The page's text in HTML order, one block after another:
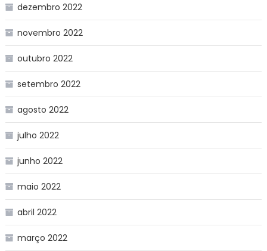
dezembro 2022
novembro 2022
outubro 2022
setembro 2022
agosto 2022
julho 2022
junho 2022
maio 2022
abril 2022
março 2022